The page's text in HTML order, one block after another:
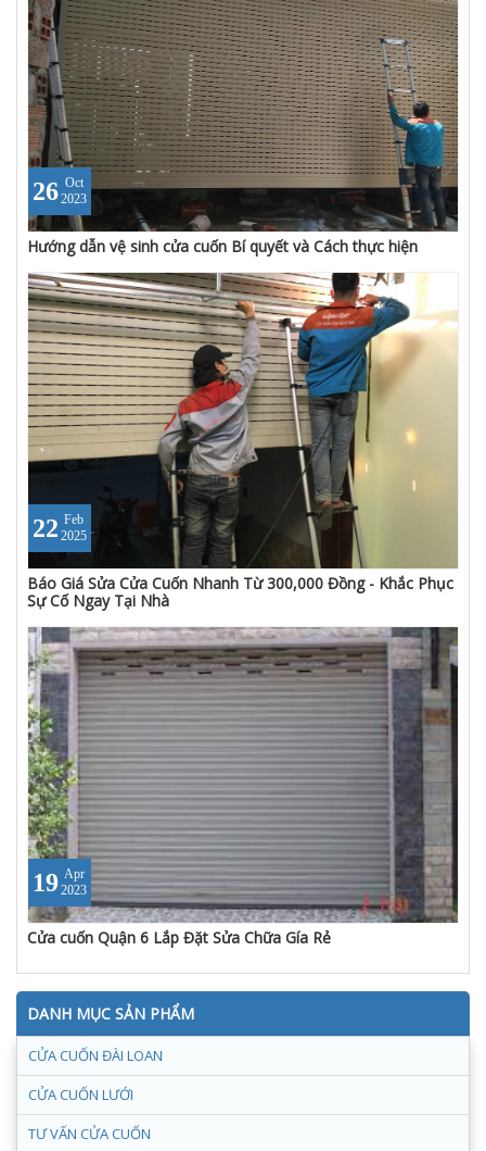
DANH MỤC SẢN PHẨM
CỬA CUỐN ĐÀI LOAN
CỬA CUỐN LƯỚI
TƯ VẤN CỬA CUỐN
26 Oct
2023
Hướng dẫn vệ sinh cửa cuốn Bí quyết và Cách thực hiện
22 Feb
2025
Báo Giá Sửa Cửa Cuốn Nhanh Từ 300,000 Đồng - Khắc Phục
Sự Cố Ngay Tại Nhà
19 Apr
2023
Cửa cuốn Quận 6 Lắp Đặt Sửa Chữa Gía Rẻ